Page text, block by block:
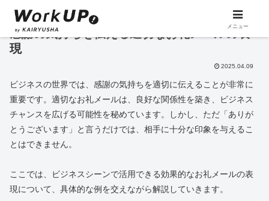
感謝の気持ちを伝える適切なお礼メールの表
現
2025.04.09
ビジネスの世界では、感謝の気持ちを適切に伝えることが非常に
重要です。適切なお礼メールは、良好な関係性を築き、ビジネス
チャンスを広げる可能性を秘めています。しかし、ただ「ありが
とうございます」と言うだけでは、相手に十分な印象を与えるこ
とはできません。
ここでは、ビジネスシーンで活用できる効果的なお礼メールの表
現について、具体的な例を交えながら解説していきます。
メニュー